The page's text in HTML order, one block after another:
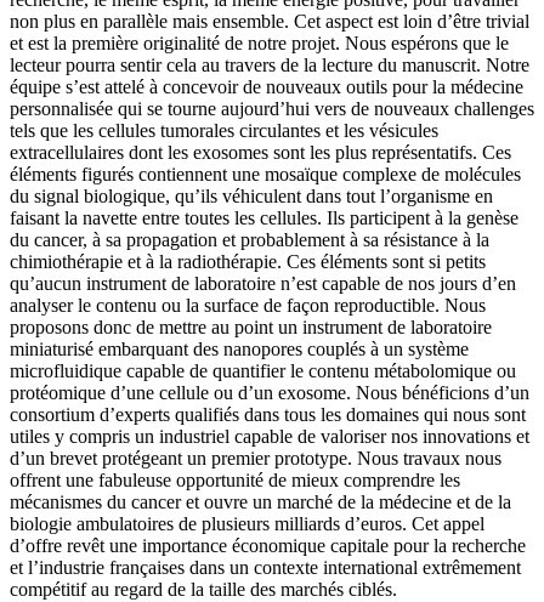
non plus en parallèle mais ensemble. Cet aspect est loin d’être trivial
et est la première originalité de notre projet. Nous espérons que le
lecteur pourra sentir cela au travers de la lecture du manuscrit. Notre
équipe s’est attelé à concevoir de nouveaux outils pour la médecine
personnalisée qui se tourne aujourd’hui vers de nouveaux challenges
tels que les cellules tumorales circulantes et les vésicules
extracellulaires dont les exosomes sont les plus représentatifs. Ces
éléments figurés contiennent une mosaïque complexe de molécules
du signal biologique, qu’ils véhiculent dans tout l’organisme en
faisant la navette entre toutes les cellules. Ils participent à la genèse
du cancer, à sa propagation et probablement à sa résistance à la
chimiothérapie et à la radiothérapie. Ces éléments sont si petits
qu’aucun instrument de laboratoire n’est capable de nos jours d’en
analyser le contenu ou la surface de façon reproductible. Nous
proposons donc de mettre au point un instrument de laboratoire
miniaturisé embarquant des nanopores couplés à un système
microfluidique capable de quantifier le contenu métabolomique ou
protéomique d’une cellule ou d’un exosome. Nous bénéficions d’un
consortium d’experts qualifiés dans tous les domaines qui nous sont
utiles y compris un industriel capable de valoriser nos innovations et
d’un brevet protégeant un premier prototype. Nous travaux nous
offrent une fabuleuse opportunité de mieux comprendre les
mécanismes du cancer et ouvre un marché de la médecine et de la
biologie ambulatoires de plusieurs milliards d’euros. Cet appel
d’offre revêt une importance économique capitale pour la recherche
et l’industrie françaises dans un contexte international extrêmement
compétitif au regard de la taille des marchés ciblés.